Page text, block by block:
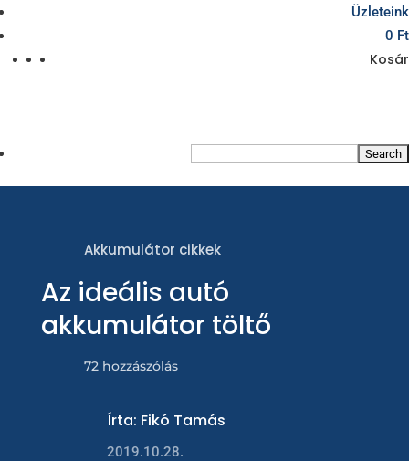
Üzleteink
0 Ft
Kosár
Akkumulátor cikkek
Az ideális autó
akkumulátor töltő
72 hozzászólás
Írta: Fikó Tamás
2019.10.28.